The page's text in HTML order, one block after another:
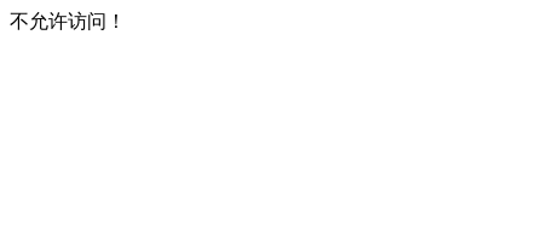
不允许访问！